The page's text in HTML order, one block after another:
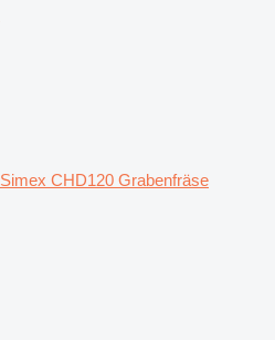
Simex CHD120 Grabenfräse